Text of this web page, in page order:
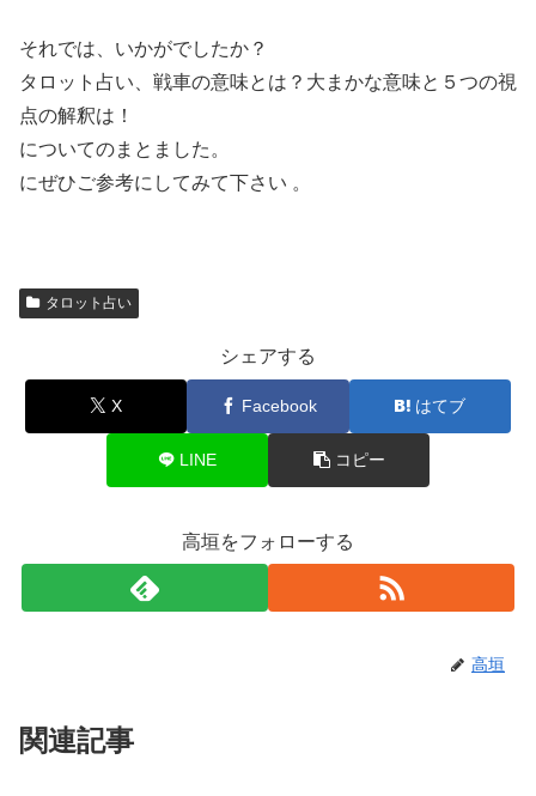
それでは、いかがでしたか？
タロット占い、戦車の意味とは？大まかな意味と５つの視
点の解釈は！
についてのまとました。
にぜひご参考にしてみて下さい 。
タロット占い
シェアする
X Facebook はてブ
LINE コピー
高垣をフォローする
高垣
関連記事